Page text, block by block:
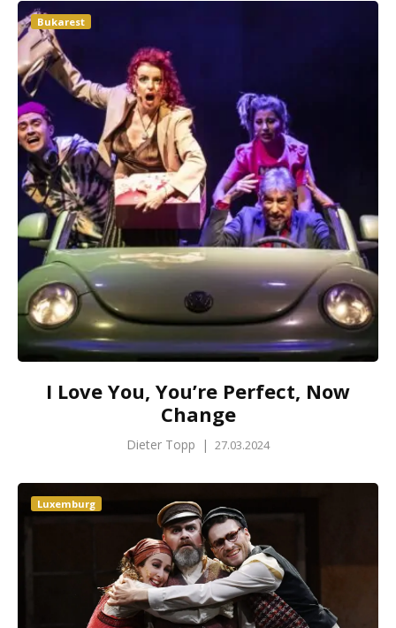
Bukarest
I Love You, You’re Perfect, Now
Change
Dieter Topp | 27.03.2024
Luxemburg